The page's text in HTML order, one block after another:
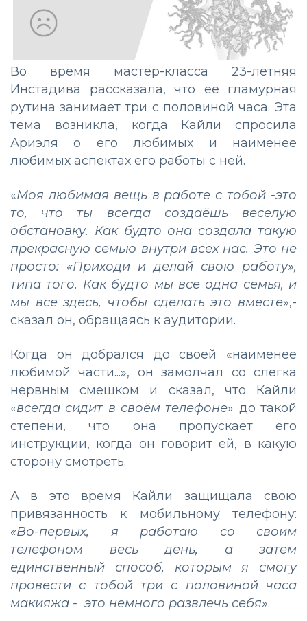
Во время мастер-класса 23-летняя
Инстадива рассказала, что ее гламурная
рутина занимает три с половиной часа. Эта
тема возникла, когда Кайли спросила
Ариэля о его любимых и наименее
любимых аспектах его работы с ней.
«Моя любимая вещь в работе с тобой -это
то, что ты всегда создаёшь веселую
обстановку. Как будто она создала такую
прекрасную семью внутри всех нас. Это не
просто: «Приходи и делай свою работу»,
типа того. Как будто мы все одна семья, и
мы все здесь, чтобы сделать это вместе»,-
сказал он, обращаясь к аудитории.
Когда он добрался до своей «наименее
любимой части...», он замолчал со слегка
нервным смешком и сказал, что Кайли
«всегда сидит в своём телефоне» до такой
степени, что она пропускает его
инструкции, когда он говорит ей, в какую
сторону смотреть.
А в это время Кайли защищала свою
привязанность к мобильному телефону:
«Во-первых, я работаю со своим
телефоном весь день, а затем
единственный способ, которым я смогу
провести с тобой три с половиной часа
макияжа - это немного развлечь себя».